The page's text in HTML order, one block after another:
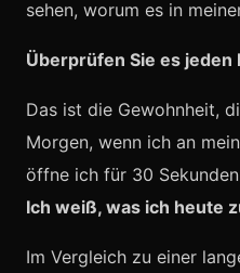
sehen, worum es in
Überprüfen Sie es jeden
Das ist die Gewohnheit,
Morgen, wenn ich an
öffne ich für 30
Ich weiß, was ich heute
Im Vergleich zu einer